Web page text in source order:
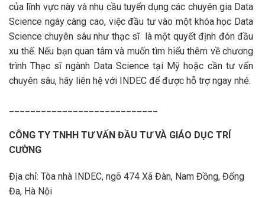
của lĩnh vực này và nhu cầu tuyển dụng các chuyên gia Data
Science ngày càng cao, việc đầu tư vào một khóa học Data
Science chuyên sâu như thạc sĩ là một quyết định đón đầu
xu thế. Nếu bạn quan tâm và muốn tìm hiểu thêm về chương
trình Thạc sĩ ngành Data Science tại Mỹ hoặc cần tư vấn
chuyên sâu, hãy liên hệ với INDEC để được hỗ trợ ngay nhé.
CÔNG TY TNHH TƯ VẤN ĐẦU TƯ VÀ GIÁO DỤC TRÍ
CƯỜNG
Địa chỉ: Tòa nhà INDEC, ngõ 474 Xã Đàn, Nam Đồng, Đống
Đa, Hà Nội